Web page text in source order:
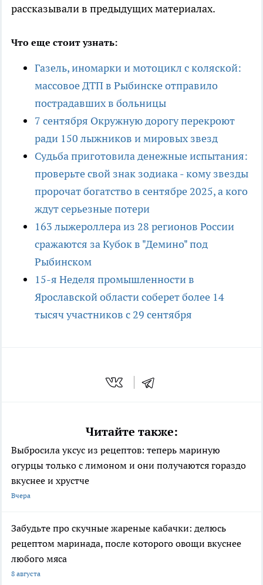
рассказывали в предыдущих материалах.
Что еще стоит узнать:
Газель, иномарки и мотоцикл с коляской:
массовое ДТП в Рыбинске отправило
пострадавших в больницы
7 сентября Окружную дорогу перекроют
ради 150 лыжников и мировых звезд
Судьба приготовила денежные испытания:
проверьте свой знак зодиака - кому звезды
пророчат богатство в сентябре 2025, а кого
ждут серьезные потери
163 лыжероллера из 28 регионов России
сражаются за Кубок в "Демино" под
Рыбинском
15-я Неделя промышленности в
Ярославской области соберет более 14
тысяч участников с 29 сентября
Читайте также:
Выбросила уксус из рецептов: теперь мариную
огурцы только с лимоном и они получаются гораздо
вкуснее и хрустче
Вчера
Забудьте про скучные жареные кабачки: делюсь
рецептом маринада, после которого овощи вкуснее
любого мяса
8 августа